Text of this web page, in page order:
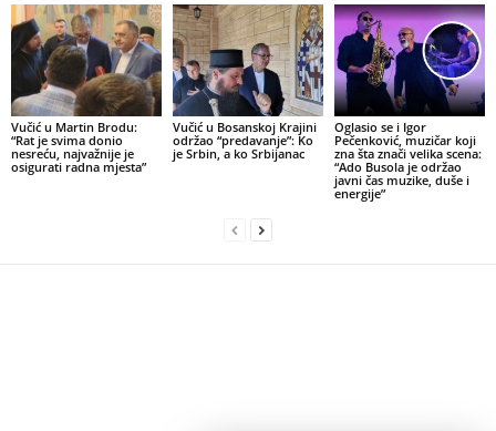
Vučić u Martin Brodu:
“Rat je svima donio
nesreću, najvažnije je
osigurati radna mjesta”
Vučić u Bosanskoj Krajini
održao “predavanje”: Ko
je Srbin, a ko Srbijanac
Oglasio se i Igor
Pečenković, muzičar koji
zna šta znači velika scena:
“Ado Busola je održao
javni čas muzike, duše i
energije”